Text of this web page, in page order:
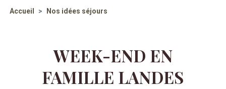
Accueil Nos idées séjours
WEEK-END EN
FAMILLE LANDES